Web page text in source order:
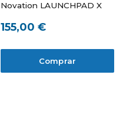
Novation LAUNCHPAD X
155,00 €
Comprar